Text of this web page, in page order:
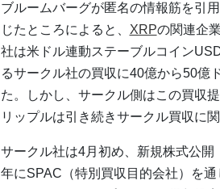
ブルームバーグが匿名の情報筋を引
じたところによると、 XRPの関連企
社は米ドル連動ステーブルコイン
るサークル社の買収に40億から50億
た。しかし、サークル側はこの買収
リップルは引き続きサークル買収に
サークル社は4月初め、新規株式公
年にSPAC（特別買収目的会社）を